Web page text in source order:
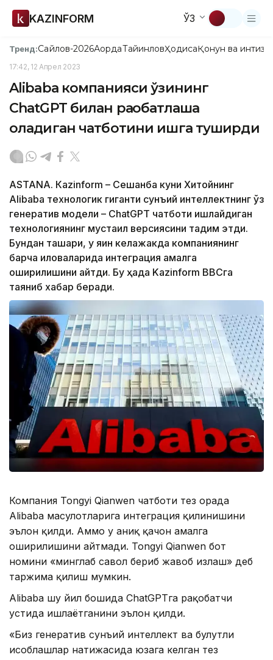
KAZINFORM ЎЗ
Тренд:Сайлов-2026АқордаТайинловҲодисаҚонун ва
17:42, 12 Апрел 2023
Alibaba компанияси ўзининг
ChatGPT билан рақобатлаша
оладиган чатботини ишга туширди
ASTANА. Кazinform – Сешанба куни Хитойнинг
Alibaba технологик гиганти сунъий интеллектнинг ўз
генератив модели – ChatGPT чатботи ишлайдиган
технологиянинг мустақил версиясини тақдим этди.
Бундан ташқари, у яқин келажакда компаниянинг
барча иловаларида интеграция амалга
оширилишини айтди. Бу ҳақда Kazinform BBCга
таяниб хабар беради.
Компания Tongyi Qianwen чатботи тез орада
Alibaba маҳсулотларига интеграция қилинишини
эълон қилди. Аммо у аниқ қачон амалга
оширилишини айтмади. Tongyi Qianwen бот
номини «минглаб савол бериб жавоб излаш» деб
таржима қилиш мумкин.
Alibaba шу йил бошида ChatGPTга рақобатчи
устида ишлаётганини эълон қилди.
«Биз генератив сунъий интеллект ва булутли
ҳисоблашлар натижасида юзага келган тез